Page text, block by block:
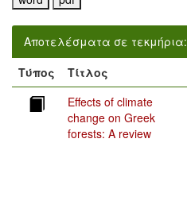
Αποτελέσματα σε τεκμήρια:
Τύπος
Τίτλος
Effects of climate
change on Greek
forests: A review